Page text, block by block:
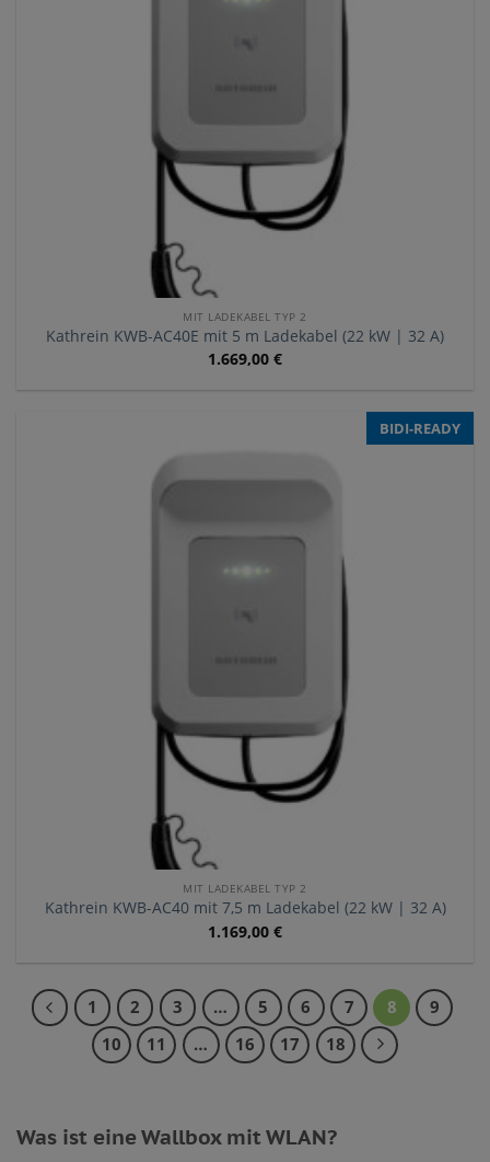
MIT LADEKABEL TYP 2
Kathrein KWB-AC40E mit 5 m Ladekabel (22 kW | 32 A)
1.669,00 €
BIDI-READY
MIT LADEKABEL TYP 2
Kathrein KWB-AC40 mit 7,5 m Ladekabel (22 kW | 32 A)
1.169,00 €
1 2 3 … 5 6 7 8
9
10
11 … 16 17 18
Was ist eine Wallbox mit WLAN?